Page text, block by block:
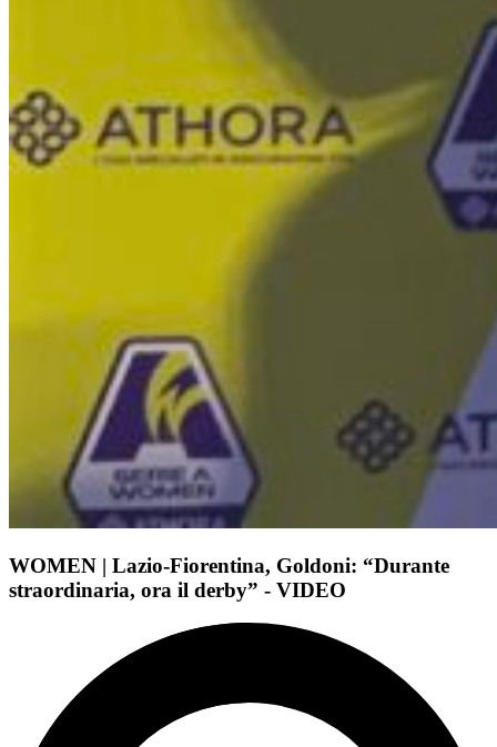
WOMEN | Lazio-Fiorentina, Goldoni: “Durante
straordinaria, ora il derby” - VIDEO